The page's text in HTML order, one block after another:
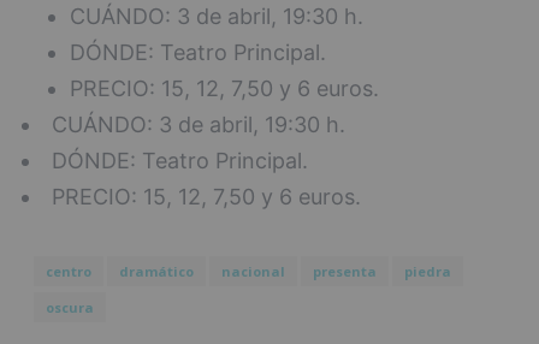
CUÁNDO: 3 de abril, 19:30 h.
DÓNDE: Teatro Principal.
PRECIO: 15, 12, 7,50 y 6 euros.
CUÁNDO: 3 de abril, 19:30 h.
DÓNDE: Teatro Principal.
PRECIO: 15, 12, 7,50 y 6 euros.
centro dramático nacional presenta
piedra
oscura